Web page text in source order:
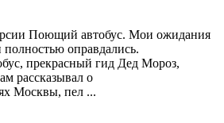
Поющий автобус. Мои ожидания
полностью оправдались.
прекрасный гид Дед Мороз,
рассказывал о
Москвы, пел ...